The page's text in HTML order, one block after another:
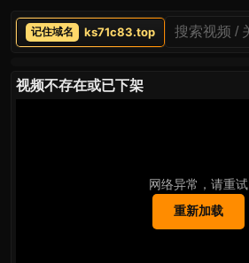
ks71c83.top
视频不存在或已下架
网络异常，请重试
重新加载